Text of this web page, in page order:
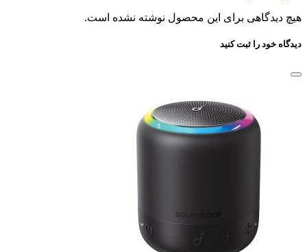
هیچ دیدگاهی برای این محصول نوشته نشده است.
دیدگاه خود را ثبت کنید